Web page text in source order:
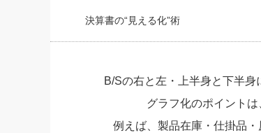
野田久美子 香港ビジネス成功法(10)
決算書の“見える化”術
B/Sの右と左・上半身と下半身
グラフ化のポイント
例えば、製品在庫・仕掛品